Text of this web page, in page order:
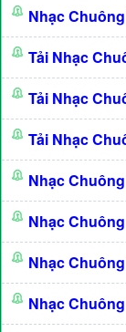
Nhạc
Tải Nhạc
Tải Nhạc
Tải Nhạc
Nhạc
Nhạc
Nhạc
Nhạc